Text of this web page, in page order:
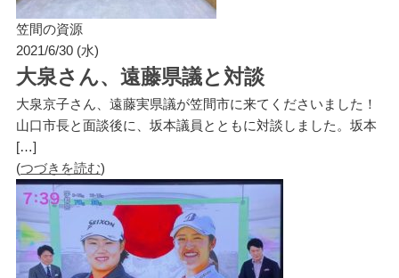
笠間の資源
2021/6/30 (水)
大泉さん、遠藤県議と対談
大泉京子さん、遠藤実県議が笠間市に来てくださいました！
山口市長と面談後に、坂本議員とともに対談しました。坂本
[…]
(つづきを読む)